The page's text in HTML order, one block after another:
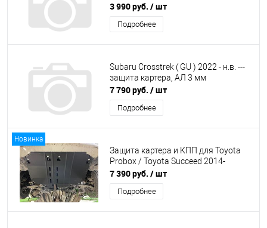
3 990 руб. / шт
Подробнее
Subaru Crosstrek ( GU ) 2022 - н.в. ---
защита картера, АЛ 3 мм
7 790 руб. / шт
Подробнее
Новинка
Защита картера и КПП для Toyota
Probox / Toyota Succeed 2014-
7 390 руб. / шт
Подробнее